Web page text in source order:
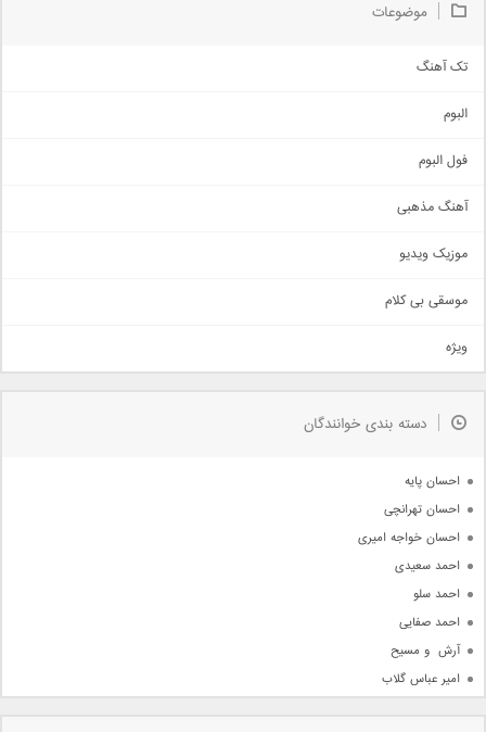
موضوعات
تک آهنگ
اجتماعی
حماسی
سنتی
اهنگ بندرعباسی
دمو
مذهبی
جدیدترین ها
البوم
فول البوم
آهنگ مذهبی
موزیک ویدیو
موسقی بی کلام
ویژه
دسته بندی خوانندگان
احسان پایه
احسان تهرانچی
احسان خواجه امیری
احمد سعیدی
احمد سلو
احمد صفایی
آرش  و مسیح
امیر عباس گلاب